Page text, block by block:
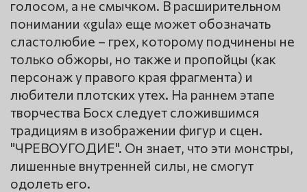
голосом, а не смычком. В расширительном
понимании «gula» еще может обозначать
сластолюбие – грех, которому подчинены не
только обжоры, но также и пропойцы (как
персонаж у правого края фрагмента) и
любители плотских утех. На раннем этапе
творчества Босх следует сложившимся
традициям в изображении фигур и сцен.
"ЧРЕВОУГОДИЕ". Он знает, что эти монстры,
лишенные внутренней силы, не смогут
одолеть его.